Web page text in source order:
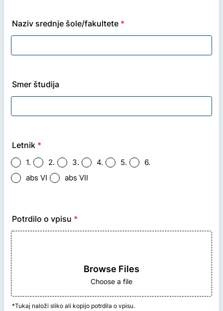
Naziv srednje šole/fakultete *
Smer študija
Letnik *
1. 2. 3. 4. 5.
6.
abs VI
abs VII
Potrdilo o vpisu *
Browse Files
Choose a file
*Tukaj naloži sliko ali kopijo potrdila o vpisu.